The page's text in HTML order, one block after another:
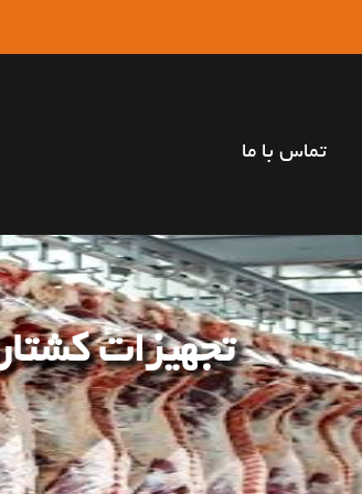
تماس با ما